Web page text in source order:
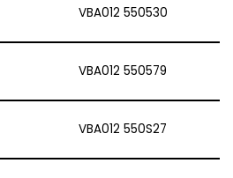
VBA012 550530
VBA012 550579
VBA012 550S27